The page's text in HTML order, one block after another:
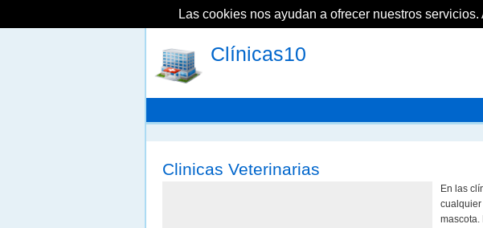
Clínicas10
Clinicas Veterinarias
En las
mascota.
Las cookies nos ayudan a ofrecer nuestros